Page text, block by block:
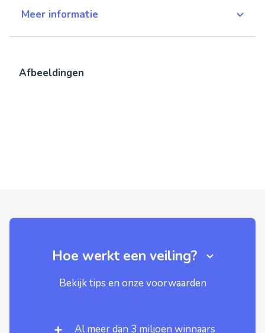
Meer informatie
Afbeeldingen
Hoe werkt een veiling?
Bekijk tips en onze voorwaarden
Al meer dan 3 miljoen winnaars